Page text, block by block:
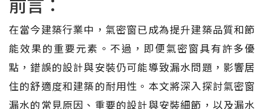
在當今建築行業中，氣密窗已成為提升建築品質和節
能效果的重要元素。不過，即便氣密窗具有許多優
點，錯誤的設計與安裝仍可能導致漏水問題，影響居
住的舒適度和建築的耐用性。本文將深入探討氣密窗
漏水的常見原因、重要的設計與安裝細節，以及漏水